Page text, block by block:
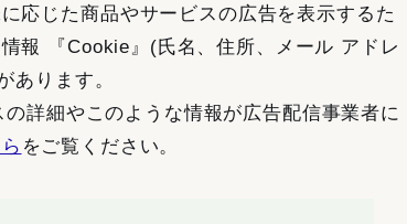
応じた商品やサービスの広告を表示するた
報 『Cookie』(氏名、住所、メール アドレ
あります。
詳細やこのような情報が広告配信事業者に
をご覧ください。